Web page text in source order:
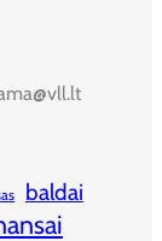
baldai